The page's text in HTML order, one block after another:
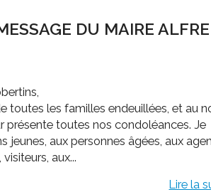
DU MAIRE
toutes les familles endeuillées, et au
présente toutes nos condoléances. Je
jeunes, aux personnes âgées, aux
aux...
Lire la